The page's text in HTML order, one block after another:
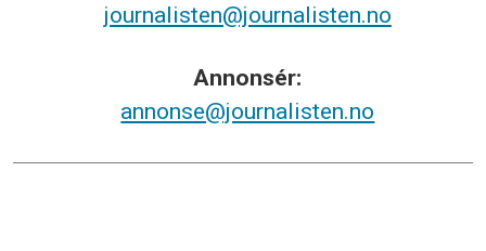
journalisten@journalisten.no
Annonsér:
annonse@journalisten.no